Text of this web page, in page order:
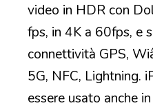
video in HDR con
fps, in 4K a 60fps, e
connettività GPS,
5G, NFC, Lightning.
essere usato anche